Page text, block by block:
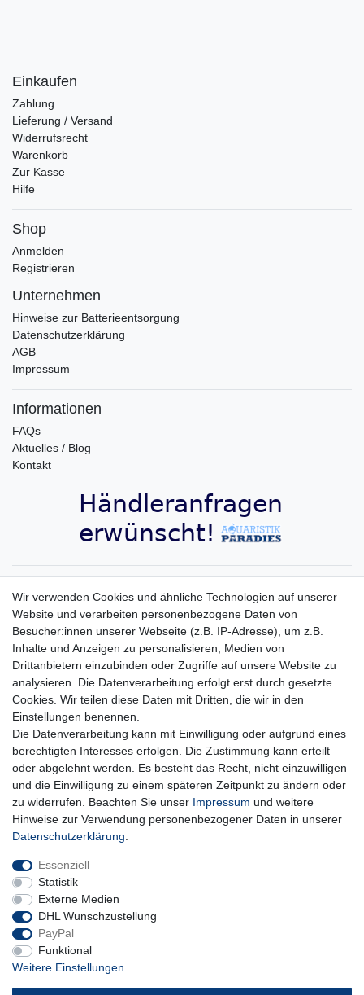
Einkaufen
Zahlung
Lieferung / Versand
Widerrufsrecht
Warenkorb
Zur Kasse
Hilfe
Shop
Anmelden
Registrieren
Unternehmen
Hinweise zur Batterieentsorgung
Datenschutzerklärung
AGB
Impressum
Informationen
FAQs
Aktuelles / Blog
Kontakt
Aquaristik-Paradies Newsletter
E-MAIL **
Newsletter
Honig
Hiermit bestätige ich, dass ich dieDaten­schutz­erklärunggelesen habe. Meine
Einwilligung kann ich jederzeit widerrufen.**
** Hierbei handelt es sich um ein Pflichtfeld.
Impressum Daten­schutz­erklärung AGB
Wir verwenden Cookies und ähnliche Technologien auf unserer
Website und verarbeiten personenbezogene Daten von
Besucher:innen unserer Webseite (z.B. IP-Adresse), um z.B.
Inhalte und Anzeigen zu personalisieren, Medien von
Drittanbietern einzubinden oder Zugriffe auf unsere Website zu
analysieren. Die Datenverarbeitung erfolgt erst durch gesetzte
Cookies. Wir teilen diese Daten mit Dritten, die wir in den
Einstellungen benennen.
Die Datenverarbeitung kann mit Einwilligung oder aufgrund eines
berechtigten Interesses erfolgen. Die Zustimmung kann erteilt
oder abgelehnt werden. Es besteht das Recht, nicht einzuwilligen
und die Einwilligung zu einem späteren Zeitpunkt zu ändern oder
zu widerrufen. Beachten Sie unser Impressum und weitere
Hinweise zur Verwendung personenbezogener Daten in unserer
Daten­schutz­erklärung
Essenziell
Statistik
Externe Medien
DHL Wunschzustellung
PayPal
Funktional
Weitere Einstellungen